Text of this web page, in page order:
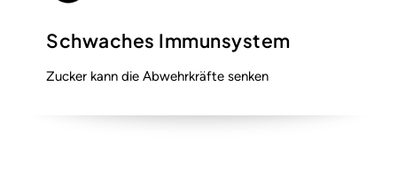
Schwaches Immunsystem
Zucker kann die Abwehrkräfte senken